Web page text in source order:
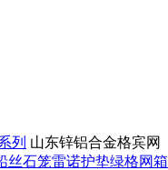
列 山东锌铝合金格宾网
丝石笼雷诺护垫绿格网箱